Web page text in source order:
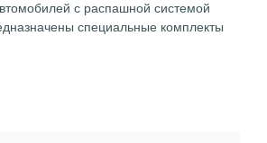
с распашной системой
специальные комплекты